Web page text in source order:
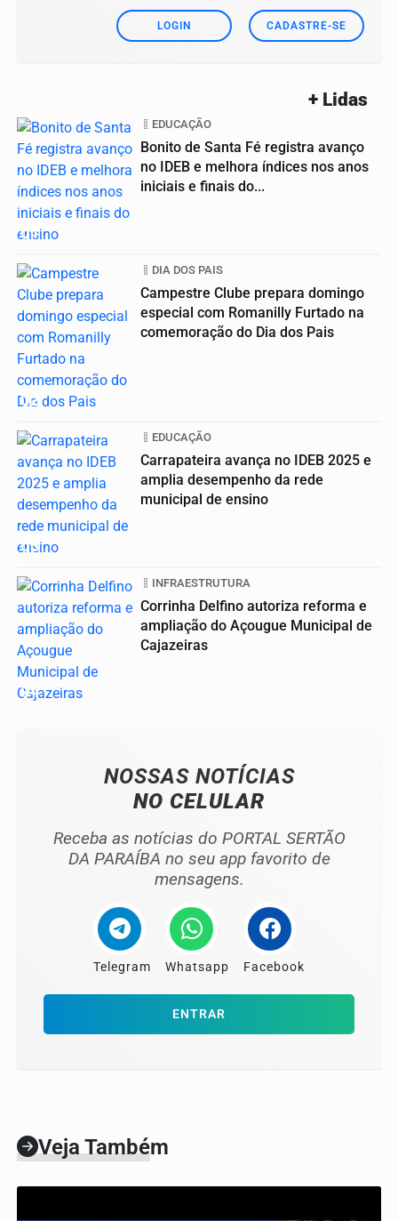
LOGIN CADASTRE-SE
+ Lidas
01
EDUCAÇÃO
Bonito de Santa Fé registra avanço
no IDEB e melhora índices nos anos
iniciais e finais do...
02
DIA DOS PAIS
Campestre Clube prepara domingo
especial com Romanilly Furtado na
comemoração do Dia dos Pais
03
EDUCAÇÃO
Carrapateira avança no IDEB 2025 e
amplia desempenho da rede
municipal de ensino
04
INFRAESTRUTURA
Corrinha Delfino autoriza reforma e
ampliação do Açougue Municipal de
Cajazeiras
NOSSAS NOTÍCIAS
NO CELULAR
Receba as notícias do PORTAL SERTÃO
DA PARAÍBA no seu app favorito de
mensagens.
Telegram Whatsapp Facebook
ENTRAR
Veja Também